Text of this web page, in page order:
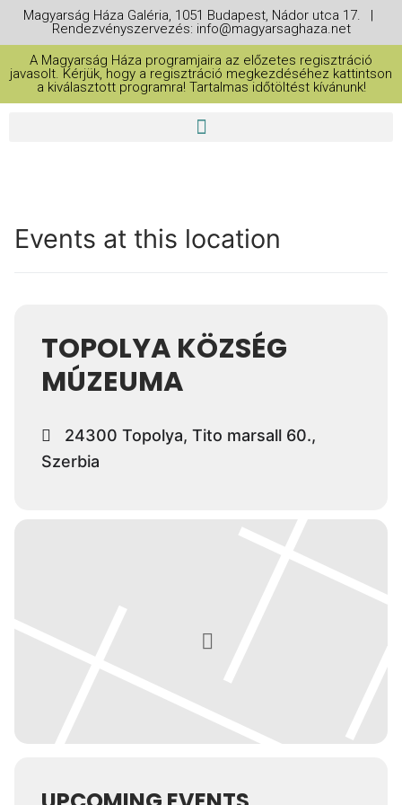
Magyarság Háza Galéria, 1051 Budapest, Nádor utca 17. |
Rendezvényszervezés: info@magyarsaghaza.net
A Magyarság Háza programjaira az előzetes regisztráció
javasolt. Kérjük, hogy a regisztráció megkezdéséhez kattintson
a kiválasztott programra! Tartalmas időtöltést kívánunk!
Events at this location
TOPOLYA KÖZSÉG
MÚZEUMA
24300 Topolya, Tito marsall 60.,
Szerbia